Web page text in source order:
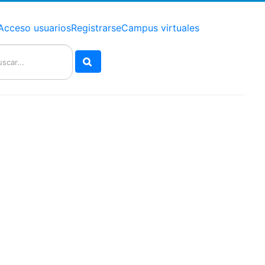
usuariosRegistrarseCampus virtuales